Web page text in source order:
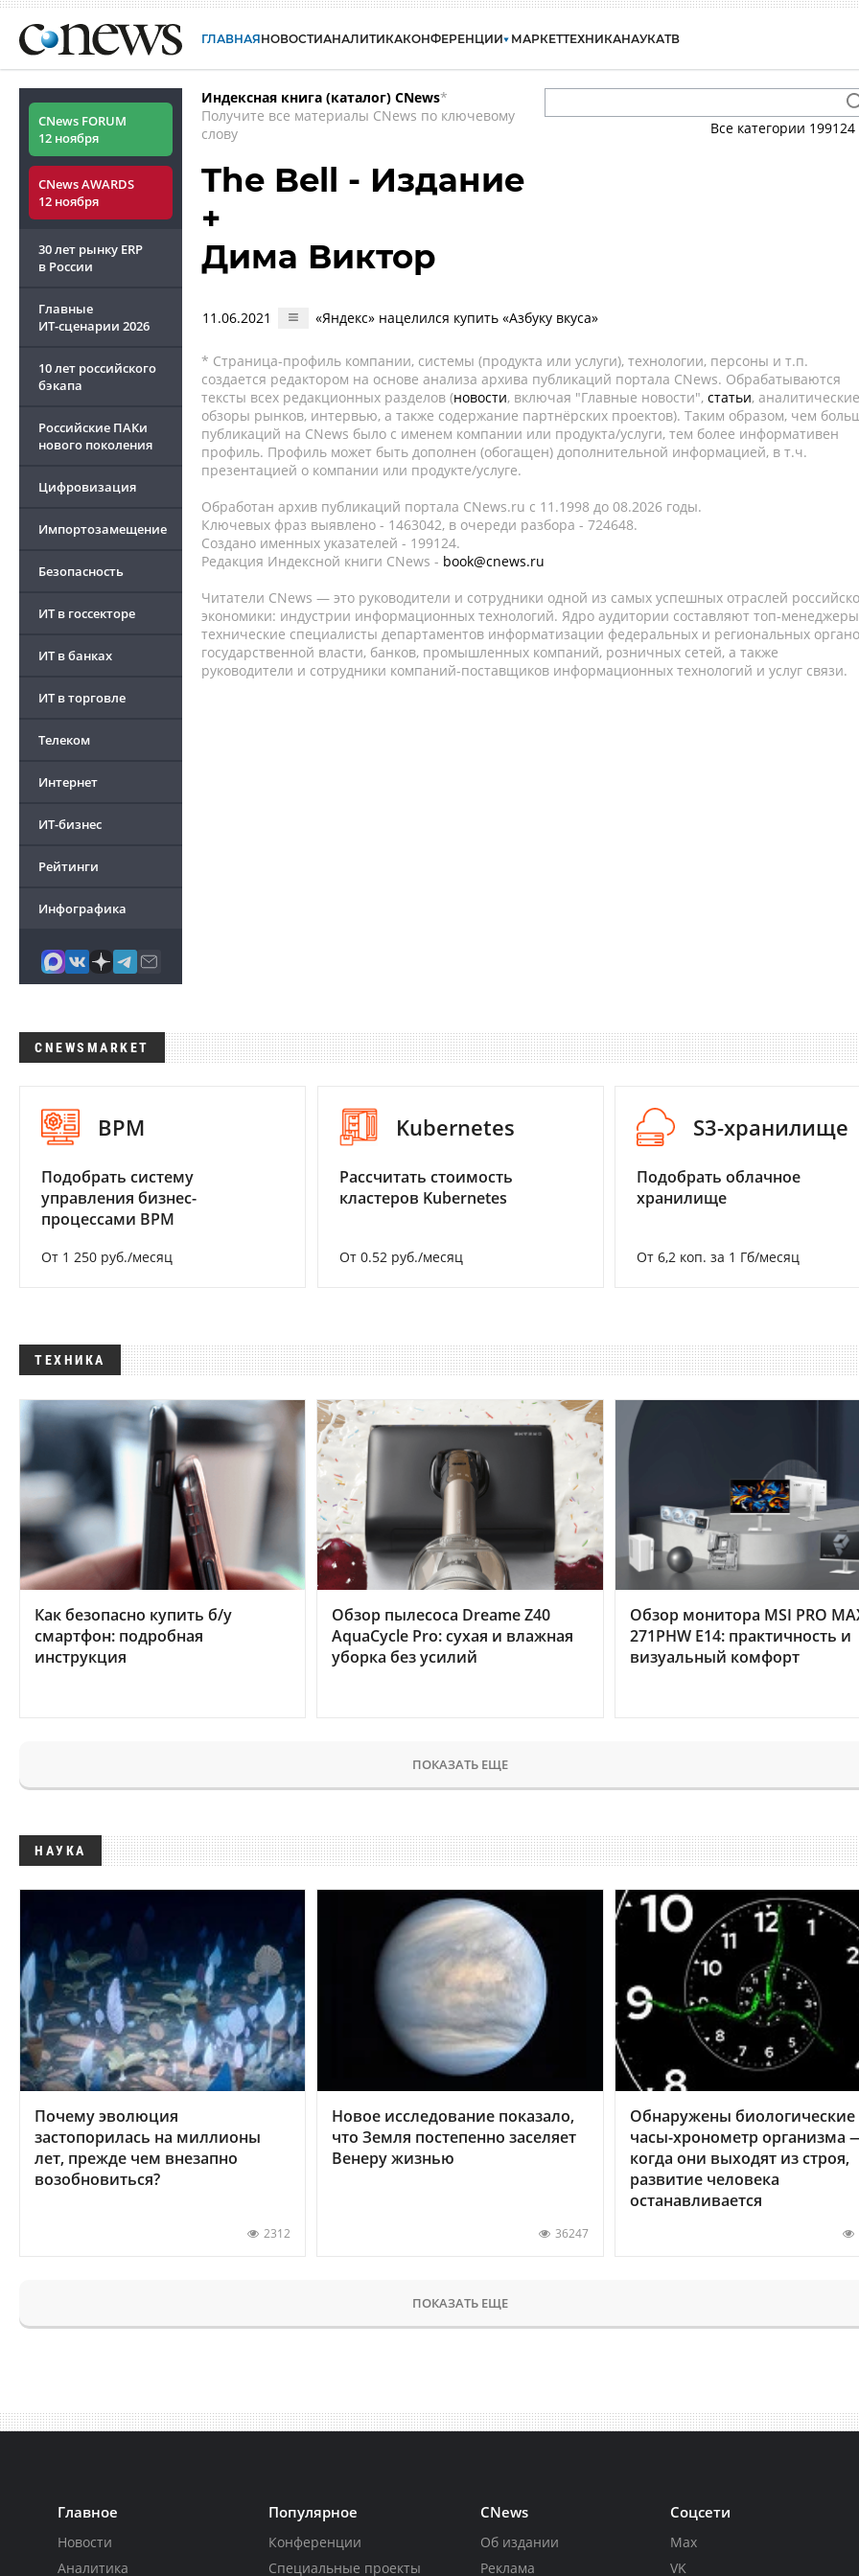
ГЛАВНАЯНОВОСТИАНАЛИТИКАКОНФЕРЕНЦИИ МАРКЕТТЕХНИКАНАУКАТВ
CNews FORUM
12 ноября
CNews AWARDS
12 ноября
30 лет рынку ERP
в России
Главные
ИТ-сценарии 2026
10 лет российского
бэкапа
Российские ПАКи
нового поколения
Цифровизация
Импортозамещение
Безопасность
ИТ в госсекторе
ИТ в банках
ИТ в торговле
Телеком
Интернет
ИТ-бизнес
Рейтинги
Инфографика
Индексная книга (каталог) CNews*
Получите все материалы CNews по ключевому
слову
Все категории 199124
The Bell - Издание
+
Дима Виктор
11.06.2021 «Яндекс» нацелился купить «Азбуку вкуса»
* Страница-профиль компании, системы (продукта или услуги), технологии, персоны и т.п.
создается редактором на основе анализа архива публикаций портала CNews. Обрабатываются
тексты всех редакционных разделов (новости, включая "Главные новости", статьи, аналитические
обзоры рынков, интервью, а также содержание партнёрских проектов). Таким образом, чем
публикаций на CNews было с именем компании или продукта/услуги, тем более информативен
профиль. Профиль может быть дополнен (обогащен) дополнительной информацией, в т.ч.
презентацией о компании или продукте/услуге.
Обработан архив публикаций портала CNews.ru c 11.1998 до 08.2026 годы.
Ключевых фраз выявлено - 1463042, в очереди разбора - 724648.
Создано именных указателей - 199124.
Редакция Индексной книги CNews - book@cnews.ru
Читатели CNews — это руководители и сотрудники одной из самых успешных отраслей
экономики: индустрии информационных технологий. Ядро аудитории составляют топ-
технические специалисты департаментов информатизации федеральных и региональных
государственной власти, банков, промышленных компаний, розничных сетей, а также
руководители и сотрудники компаний-поставщиков информационных технологий и услуг связи.
CNEWSMARKET
BPM
Подобрать систему
управления бизнес-
процессами BPM
От 1 250 руб./месяц
Kubernetes
Рассчитать стоимость
кластеров Kubernetes
От 0.52 руб./месяц
S3-хранилище
Подобрать облачное
хранилище
От 6,2 коп. за 1 Гб/месяц
ТЕХНИКА
Как безопасно купить б/у
смартфон: подробная
инструкция
Обзор пылесоса Dreame Z40
AquaCycle Pro: сухая и влажная
уборка без усилий
Обзор монитора MSI PRO
271PHW E14: практичность и
визуальный комфорт
ПОКАЗАТЬ ЕЩЕ
НАУКА
Почему эволюция
застопорилась на миллионы
лет, прежде чем внезапно
возобновиться?
2312
Новое исследование показало,
что Земля постепенно заселяет
Венеру жизнью
36247
Обнаружены биологические
часы-хронометр организма
когда они выходят из строя,
развитие человека
останавливается
ПОКАЗАТЬ ЕЩЕ
Главное
Новости
Аналитика
Популярное
Конференции
Специальные проекты
CNews
Об издании
Реклама
Соцсети
Max
VK